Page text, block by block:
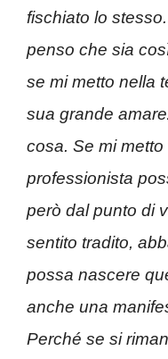
fischiato lo
penso che sia
se mi metto nella
sua grande
cosa. Se mi
professionista
però dal punto di
sentito tradito,
possa nascere
anche una
Perché se si